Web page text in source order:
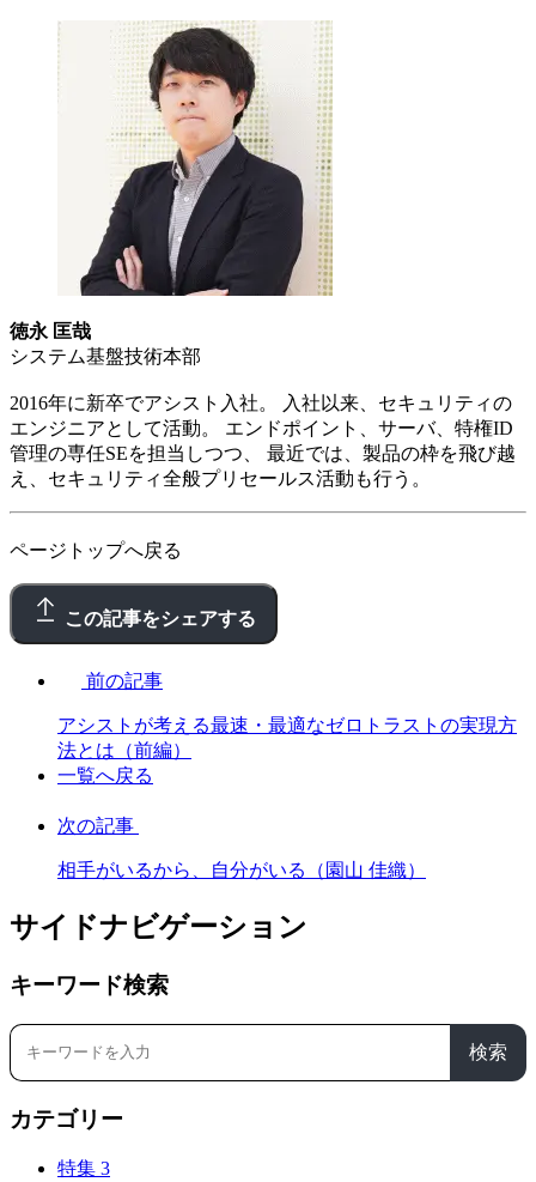
徳永 匡哉
システム基盤技術本部
2016年に新卒でアシスト入社。 入社以来、セキュリティの
エンジニアとして活動。 エンドポイント、サーバ、特権ID
管理の専任SEを担当しつつ、 最近では、製品の枠を飛び越
え、セキュリティ全般プリセールス活動も行う。
ページトップへ戻る
この記事をシェアする
前の記事
アシストが考える最速・最適なゼロトラストの実現方
法とは（前編）
一覧へ戻る
次の記事
相手がいるから、自分がいる（園山 佳織）
サイドナビゲーション
キーワード検索
検索
カテゴリー
特集 3